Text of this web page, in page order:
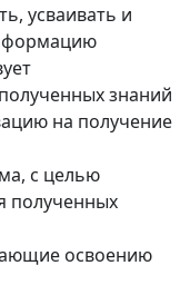
усваивать и
знаний
на получение
с целью
полученных
освоению